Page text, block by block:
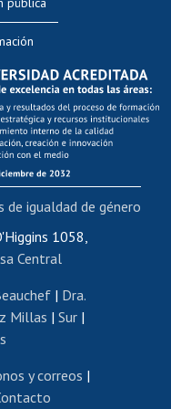
os
de títulos
Estudiantil
1058,
Central
| Dra.
Millas | Sur |
y correos |
de igualdad de género